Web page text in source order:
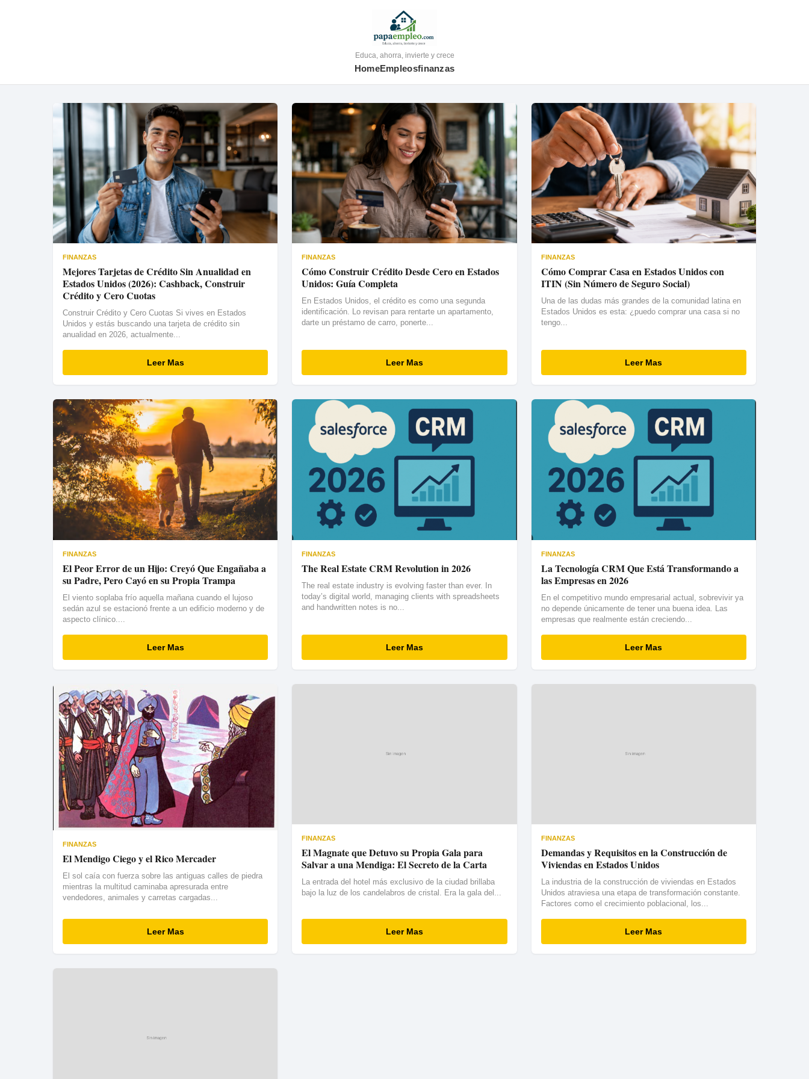
Educa, ahorra, invierte y crece
HomeEmpleosfinanzas
FINANZAS
Mejores Tarjetas de Crédito Sin Anualidad en
Estados Unidos (2026): Cashback, Construir
Crédito y Cero Cuotas
Construir Crédito y Cero Cuotas Si vives en Estados
Unidos y estás buscando una tarjeta de crédito sin
anualidad en 2026, actualmente...
Leer Mas
FINANZAS
Cómo Construir Crédito Desde Cero en Estados
Unidos: Guía Completa
En Estados Unidos, el crédito es como una segunda
identificación. Lo revisan para rentarte un apartamento,
darte un préstamo de carro, ponerte...
Leer Mas
FINANZAS
Cómo Comprar Casa en Estados Unidos con
ITIN (Sin Número de Seguro Social)
Una de las dudas más grandes de la comunidad latina en
Estados Unidos es esta: ¿puedo comprar una casa si no
tengo...
Leer Mas
FINANZAS
El Peor Error de un Hijo: Creyó Que Engañaba a
su Padre, Pero Cayó en su Propia Trampa
El viento soplaba frío aquella mañana cuando el lujoso
sedán azul se estacionó frente a un edificio moderno y de
aspecto clínico....
Leer Mas
FINANZAS
The Real Estate CRM Revolution in 2026
The real estate industry is evolving faster than ever. In
today’s digital world, managing clients with spreadsheets
and handwritten notes is no...
Leer Mas
FINANZAS
La Tecnología CRM Que Está Transformando a
las Empresas en 2026
En el competitivo mundo empresarial actual, sobrevivir ya
no depende únicamente de tener una buena idea. Las
empresas que realmente están creciendo...
Leer Mas
FINANZAS
El Mendigo Ciego y el Rico Mercader
El sol caía con fuerza sobre las antiguas calles de piedra
mientras la multitud caminaba apresurada entre
vendedores, animales y carretas cargadas...
Leer Mas
FINANZAS
El Magnate que Detuvo su Propia Gala para
Salvar a una Mendiga: El Secreto de la Carta
La entrada del hotel más exclusivo de la ciudad brillaba
bajo la luz de los candelabros de cristal. Era la gala del...
Leer Mas
FINANZAS
Demandas y Requisitos en la Construcción de
Viviendas en Estados Unidos
La industria de la construcción de viviendas en Estados
Unidos atraviesa una etapa de transformación constante.
Factores como el crecimiento poblacional, los...
Leer Mas